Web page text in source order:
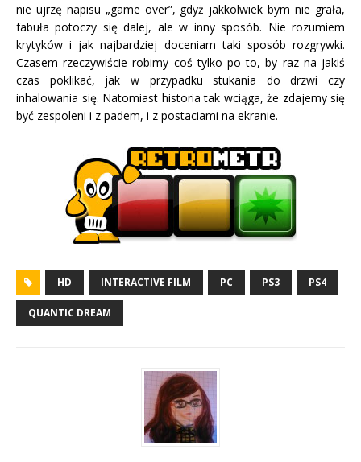
nie ujrzę napisu „game over”, gdyż jakkolwiek bym nie grała,
fabuła potoczy się dalej, ale w inny sposób. Nie rozumiem
krytyków i jak najbardziej doceniam taki sposób rozgrywki.
Czasem rzeczywiście robimy coś tylko po to, by raz na jakiś
czas poklikać, jak w przypadku stukania do drzwi czy
inhalowania się. Natomiast historia tak wciąga, że zdajemy się
być zespoleni i z padem, i z postaciami na ekranie.
HD INTERACTIVE FILM PC PS3 PS4
QUANTIC DREAM